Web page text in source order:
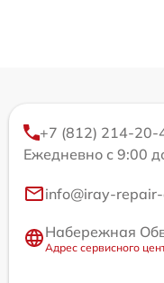
+7 (812) 214-20-
Ежедневно с 9:00
info@iray-
Набережная
Адрес сервисного